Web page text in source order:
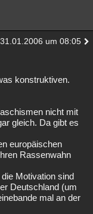
31.01.2006 um 08:05
konstruktiven.
nicht mit
gleich. Da gibt es
europäischen
Rassenwahn
Motivation sind
Deutschland (um
mal an der